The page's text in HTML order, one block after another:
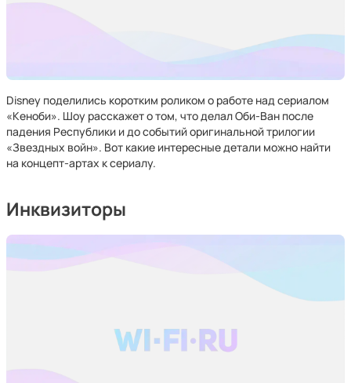
Disney поделились коротким роликом о работе над сериалом
«Кеноби». Шоу расскажет о том, что делал Оби-Ван после
падения Республики и до событий оригинальной трилогии
«Звездных войн». Вот какие интересные детали можно найти
на концепт-артах к сериалу.
Инквизиторы